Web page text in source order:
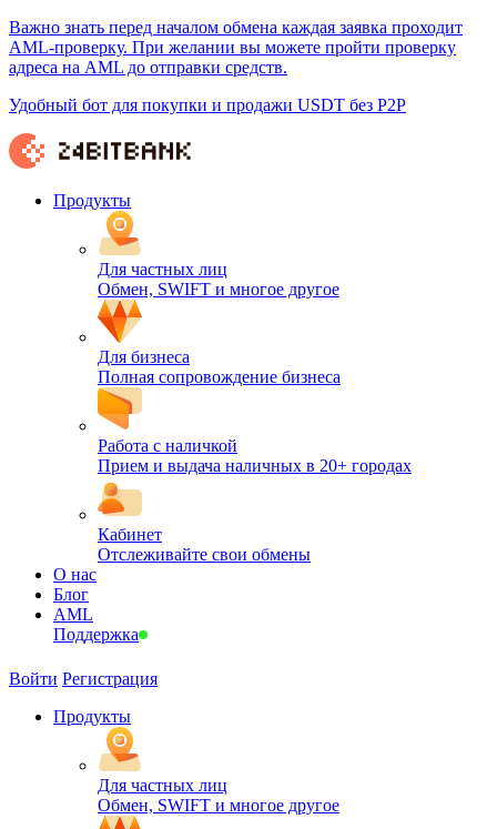
Важно знать перед началом обмена каждая заявка проходит
AML-проверку. При желании вы можете пройти проверку
адреса на AML до отправки средств.
Удобный бот для покупки и продажи USDT без P2P
Продукты
Для частных лиц
Обмен, SWIFT и многое другое
Для бизнеса
Полная сопровождение бизнеса
Работа с наличкой
Прием и выдача наличных в 20+ городах
Кабинет
Отслеживайте свои обмены
О нас
Блог
AML
Поддержка
Войти Регистрация
Продукты
Для частных лиц
Обмен, SWIFT и многое другое